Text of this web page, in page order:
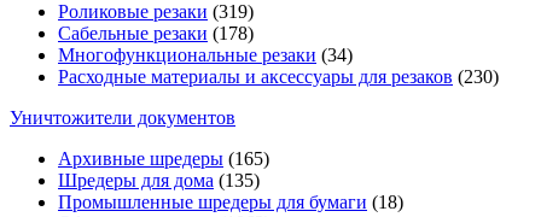
Роликовые резаки (319)
Сабельные резаки (178)
Многофункциональные резаки (34)
Расходные материалы и аксессуары для резаков (230)
Уничтожители документов
Архивные шредеры (165)
Шредеры для дома (135)
Промышленные шредеры для бумаги (18)